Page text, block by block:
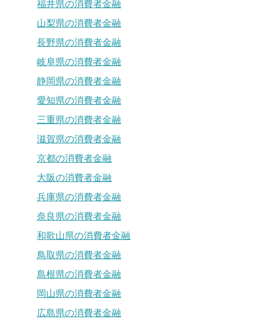
福井県の消費者金融
山梨県の消費者金融
長野県の消費者金融
岐阜県の消費者金融
静岡県の消費者金融
愛知県の消費者金融
三重県の消費者金融
滋賀県の消費者金融
京都の消費者金融
大阪の消費者金融
兵庫県の消費者金融
奈良県の消費者金融
和歌山県の消費者金融
鳥取県の消費者金融
島根県の消費者金融
岡山県の消費者金融
広島県の消費者金融